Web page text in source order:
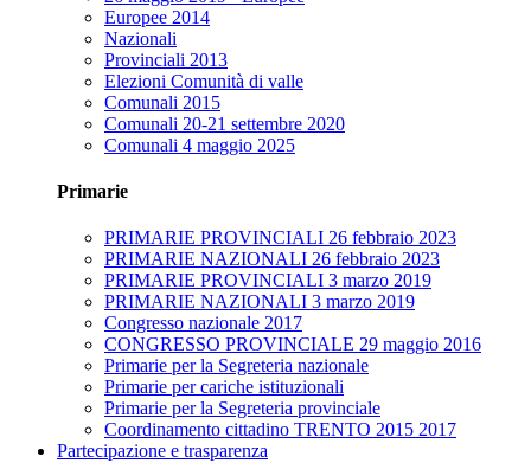
Europee 2014
Nazionali
Provinciali 2013
Elezioni Comunità di valle
Comunali 2015
Comunali 20-21 settembre 2020
Comunali 4 maggio 2025
Primarie
PRIMARIE PROVINCIALI 26 febbraio 2023
PRIMARIE NAZIONALI 26 febbraio 2023
PRIMARIE PROVINCIALI 3 marzo 2019
PRIMARIE NAZIONALI 3 marzo 2019
Congresso nazionale 2017
CONGRESSO PROVINCIALE 29 maggio 2016
Primarie per la Segreteria nazionale
Primarie per cariche istituzionali
Primarie per la Segreteria provinciale
Coordinamento cittadino TRENTO 2015 2017
Partecipazione e trasparenza